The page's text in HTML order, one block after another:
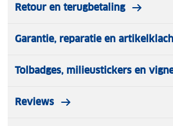
Retour en terugbetaling
Garantie, reparatie en
Tolbadges, milieustickers en
Reviews